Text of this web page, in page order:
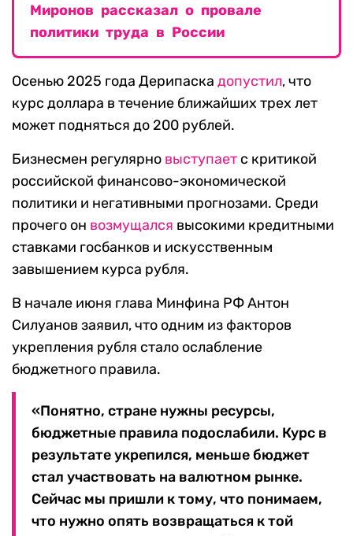
Миронов рассказал о провале
политики труда в России
Осенью 2025 года Дерипаска допустил, что
курс доллара в течение ближайших трех лет
может подняться до 200 рублей.
Бизнесмен регулярно выступает с критикой
российской финансово-экономической
политики и негативными прогнозами. Среди
прочего он возмущался высокими кредитными
ставками госбанков и искусственным
завышением курса рубля.
В начале июня глава Минфина РФ Антон
Силуанов заявил, что одним из факторов
укрепления рубля стало ослабление
бюджетного правила.
«Понятно, стране нужны ресурсы,
бюджетные правила подослабили. Курс в
результате укрепился, меньше бюджет
стал участвовать на валютном рынке.
Сейчас мы пришли к тому, что понимаем,
что нужно опять возвращаться к той